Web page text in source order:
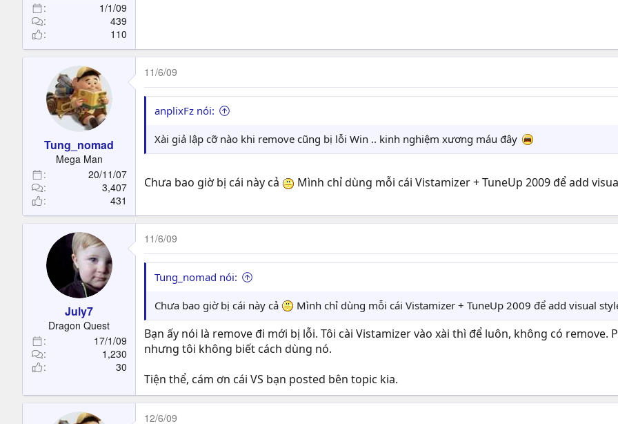
1/1/09
439
110
Tung_nomad
Mega Man
20/11/07
3,407
431
11/6/09
anplixFz nói:
Xài giả lập cỡ nào khi remove cũng bị lỗi Win .. kinh nghiệm xương máu đây
Chưa bao giờ bị cái này cả Mình chỉ dùng mỗi cái Vistamizer + TuneUp 2009 để add
July7
Dragon Quest
17/1/09
1,230
30
11/6/09
Tung_nomad nói:
Chưa bao giờ bị cái này cả Mình chỉ dùng mỗi cái Vistamizer + TuneUp 2009 để add visual
Bạn ấy nói là remove đi mới bị lỗi. Tôi cài Vistamizer vào xài thì để luôn, không có remove.
nhưng tôi không biết cách dùng nó.
Tiện thể, cám ơn cái VS bạn posted bên topic kia.
12/6/09